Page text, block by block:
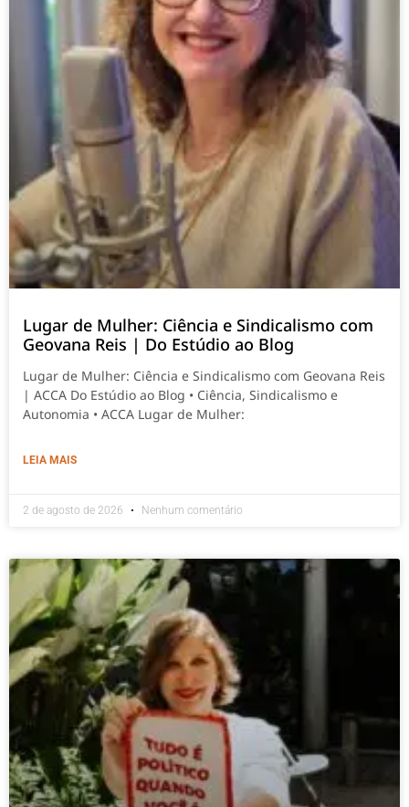
Lugar de Mulher: Ciência e Sindicalismo com
Geovana Reis | Do Estúdio ao Blog
Lugar de Mulher: Ciência e Sindicalismo com Geovana Reis
| ACCA Do Estúdio ao Blog • Ciência, Sindicalismo e
Autonomia • ACCA Lugar de Mulher:
LEIA MAIS
2 de agosto de 2026 Nenhum comentário